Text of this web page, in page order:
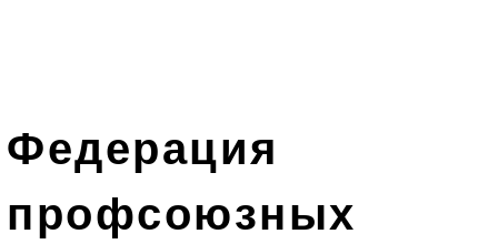
Федерация
профсоюзных